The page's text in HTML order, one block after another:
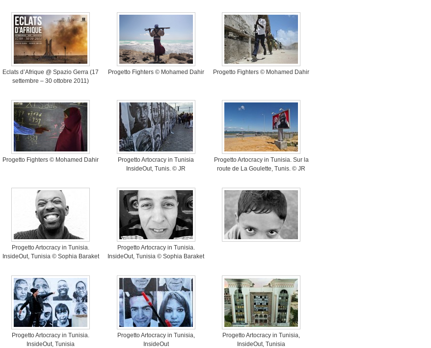
Eclats d’Afrique @ Spazio Gerra (17
settembre – 30 ottobre 2011)
Progetto Fighters © Mohamed Dahir Progetto Fighters © Mohamed Dahir
Progetto Fighters © Mohamed Dahir
Progetto Artocracy in Tunisia
InsideOut, Tunis. © JR
Progetto Artocracy in Tunisia. Sur la
route de La Goulette, Tunis. © JR
Progetto Artocracy in Tunisia.
InsideOut, Tunisia © Sophia Baraket
Progetto Artocracy in Tunisia.
InsideOut, Tunisia © Sophia Baraket
Progetto Artocracy in Tunisia.
InsideOut, Tunisia
Progetto Artocracy in Tunisia,
InsideOut
Progetto Artocracy in Tunisia,
InsideOut, Tunisia